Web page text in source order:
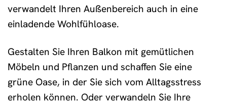
verwandelt Ihren Außenbereich auch in eine
einladende Wohlfühloase.
Gestalten Sie Ihren Balkon mit gemütlichen
Möbeln und Pflanzen und schaffen Sie eine
grüne Oase, in der Sie sich vom Alltagsstress
erholen können. Oder verwandeln Sie Ihre